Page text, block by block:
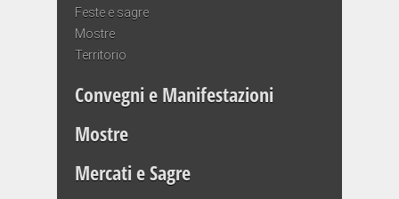
Feste e sagre
Mostre
Territorio
Convegni e Manifestazioni
Mostre
Mercati e Sagre